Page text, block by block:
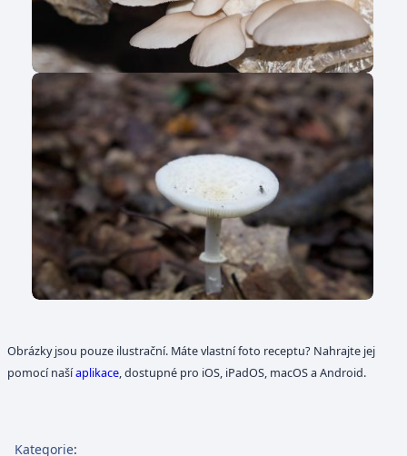
Obrázky jsou pouze ilustrační. Máte vlastní foto receptu? Nahrajte jej
pomocí našíaplikace, dostupné pro iOS, iPadOS, macOS a Android.
Kategorie: